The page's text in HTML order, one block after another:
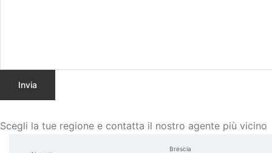
Scegli la tue regione e contatta il nostro agente più vicino
Brescia